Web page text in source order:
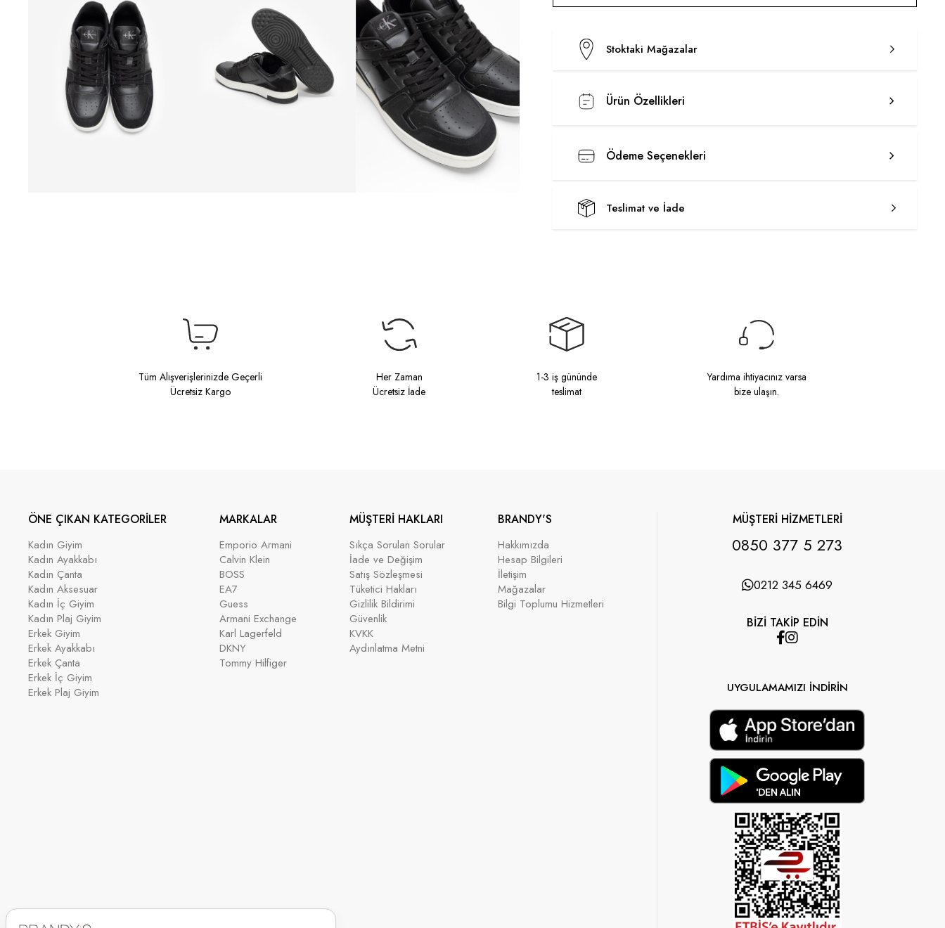
Stoktaki Mağazalar
Ürün Özellikleri
Ödeme Seçenekleri
Teslimat ve İade
Tüm Alışverişlerinizde Geçerli
Ücretsiz Kargo
Her Zaman
Ücretsiz İade
1-3 iş gününde
teslimat
Yardıma ihtiyacınız varsa
bize ulaşın.
ÖNE ÇIKAN KATEGORİLER
Kadın Giyim
Kadın Ayakkabı
Kadın Çanta
Kadın Aksesuar
Kadın İç Giyim
Kadın Plaj Giyim
Erkek Giyim
Erkek Ayakkabı
Erkek Çanta
Erkek İç Giyim
Erkek Plaj Giyim
MARKALAR
Emporio Armani
Calvin Klein
BOSS
EA7
Guess
Armani Exchange
Karl Lagerfeld
DKNY
Tommy Hilfiger
MÜŞTERİ HAKLARI
Sıkça Sorulan Sorular
İade ve Değişim
Satış Sözleşmesi
Tüketici Hakları
Gizlilik Bildirimi
Güvenlik
KVKK
Aydınlatma Metni
BRANDY'S
Hakkımızda
Hesap Bilgileri
İletişim
Mağazalar
Bilgi Toplumu Hizmetleri
MÜŞTERİ HİZMETLERİ
0850 377 5 273
0212 345 6469
BİZİ TAKİP EDİN
UYGULAMAMIZI İNDİRİN